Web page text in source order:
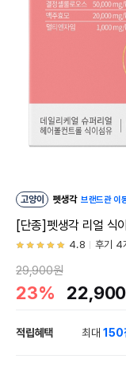
고양이 펫생각 브랜드관 이
[단종]펫생각 리얼 식
4.8 후기 4
29,900원
23% 22,900
적립혜택 최대150